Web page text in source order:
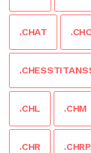
.CHAT
.CHL .CHM
.CHR